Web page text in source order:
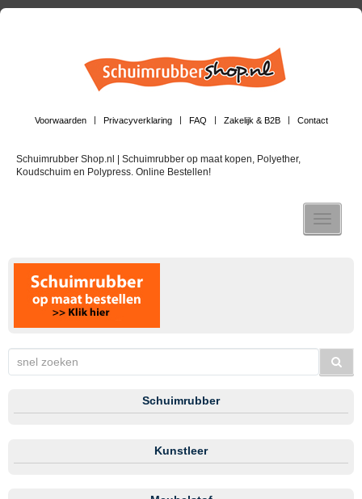
Voorwaarden Privacyverklaring FAQ Zakelijk & B2B Contact
Schuimrubber Shop.nl | Schuimrubber op maat kopen, Polyether,
Koudschuim en Polypress. Online Bestellen!
Toggle
Schuimrubber
Kunstleer